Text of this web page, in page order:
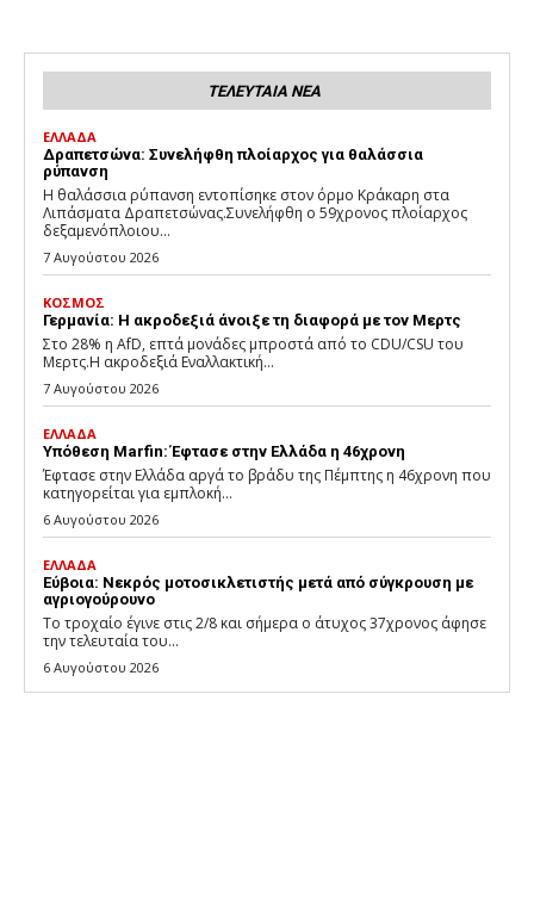
ΤΕΛΕΥΤΑΙΑ ΝΕΑ
ΕΛΛΑΔΑ
Δραπετσώνα: Συνελήφθη πλοίαρχος για θαλάσσια
ρύπανση
Η θαλάσσια ρύπανση εντοπίσηκε στον όρμο Κράκαρη στα
Λιπάσματα Δραπετσώνας.Συνελήφθη ο 59χρονος πλοίαρχος
δεξαμενόπλοιου...
7 Αυγούστου 2026
ΚΟΣΜΟΣ
Γερμανία: Η ακροδεξιά άνοιξε τη διαφορά με τον Μερτς
Στο 28% η AfD, επτά μονάδες μπροστά από το CDU/CSU του
Μερτς.Η ακροδεξιά Εναλλακτική...
7 Αυγούστου 2026
ΕΛΛΑΔΑ
Υπόθεση Marfin: Έφτασε στην Ελλάδα η 46χρονη
Έφτασε στην Ελλάδα αργά το βράδυ της Πέμπτης η 46χρονη που
κατηγορείται για εμπλοκή...
6 Αυγούστου 2026
ΕΛΛΑΔΑ
Εύβοια: Νεκρός μοτοσικλετιστής μετά από σύγκρουση με
αγριογούρουνο
Το τροχαίο έγινε στις 2/8 και σήμερα ο άτυχος 37χρονος άφησε
την τελευταία του...
6 Αυγούστου 2026